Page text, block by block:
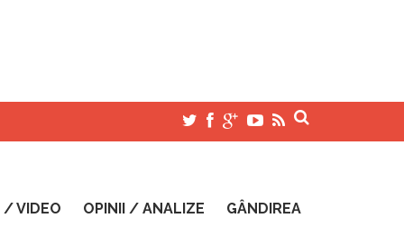
/ VIDEO OPINII / ANALIZE GÂNDIREA